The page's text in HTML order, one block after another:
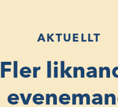
AKTUELLT
Fler